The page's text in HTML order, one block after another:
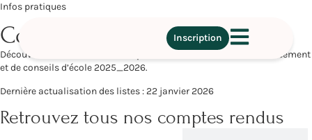
Inscription
Infos pratiques
Comptes Rendus de Conseils
Découvrez et consultez les comptes rendus de conseils d’établissement
et de conseils d’école 2025_2026.
Dernière actualisation des listes : 22 janvier 2026
Retrouvez tous nos comptes rendus